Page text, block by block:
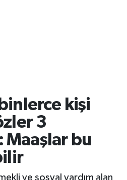
kişi
3
Maaşlar bu
ve sosyal yardım alan